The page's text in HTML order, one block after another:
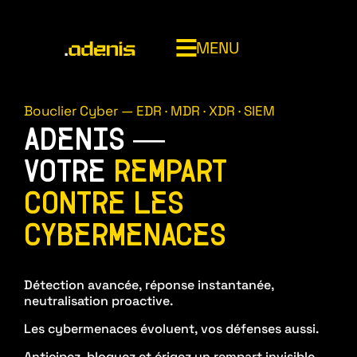
MENU
014820707
ADENIS
INFOGÉRANCE (MSP)
Service desk
Asset management
Bouclier cyber
SOC 24/7 Adenis
CLOUD & SOUVERAINETÉ
Microsoft 365 managed services
Bouclier Cyber — EDR · MDR · XDR · SIEM
ADENIS —
VOTRE REMPART
CONTRE LES
CYBERMENACES
Détection avancée, réponse instantanée,
neutralisation proactive.
Les cybermenaces évoluent, vos défenses aussi.